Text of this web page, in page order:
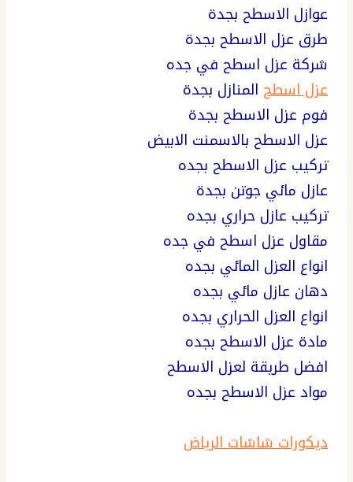
عوازل الاسطح بجدة
طرق عزل الاسطح بجدة
شركة عزل اسطح في جده
عزل اسطح المنازل بجدة
فوم عزل الاسطح بجدة
عزل الاسطح بالاسمنت الابيض
تركيب عزل الاسطح بجده
عازل مائي جوتن بجدة
تركيب عازل حراري بجده
مقاول عزل اسطح في جده
انواع العزل المائي بجده
دهان عازل مائي بجده
انواع العزل الحراري بجده
مادة عزل الاسطح بجده
افضل طريقة لعزل الاسطح
مواد عزل الاسطح بجده
ديكورات شاشات الرياض